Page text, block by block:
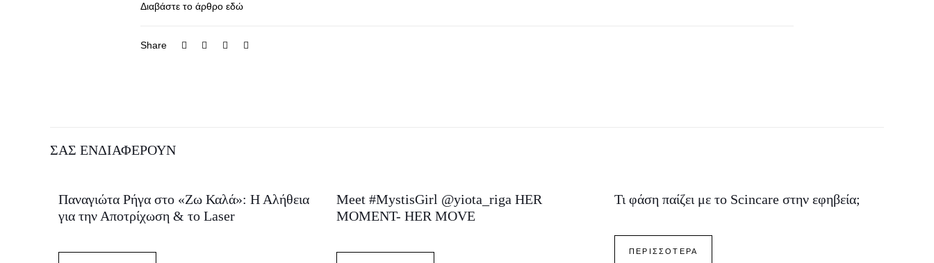
Διαβάστε το άρθροεδώ
Share
ΣΑΣ ΕΝΔΙΑΦΕΡΟΥΝ
Παναγιώτα Ρήγα στο «Ζω Καλά»: Η Αλήθεια
για την Αποτρίχωση & το Laser
Meet #MystisGirl @yiota_riga HER
MOMENT- HER MOVE
Τι φάση παίζει με το Scincare στην εφηβεία;
ΠΕΡΙΣΣΟΤΕΡΑ